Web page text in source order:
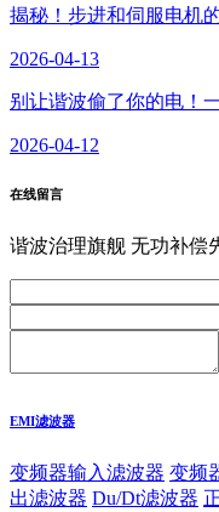
揭秘！步进和伺服电机
2026-04-13
别让谐波偷了你的电！
2026-04-12
在线留言
谐波治理旗舰 无功补
EMI滤波器
变频器输入滤波器 变频
出滤波器 Du/Dt滤波器